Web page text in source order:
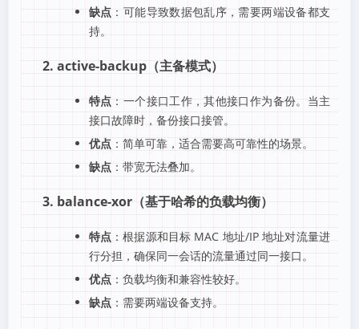
缺点 ：可能导致数据包乱序，需要两端设备都支
持。
2. active-backup（主备模式）
特点 ：一个接口工作，其他接口作为备份。当主
接口故障时，备份接口接管。
优点：简单可靠，适合需要高可靠性的场景。
缺点：带宽无法叠加。
3. balance-xor（基于哈希的负载均衡）
特点 ：根据源和目标 MAC 地址/IP 地址对流量进
行分担，确保同一会话的流量通过同一接口。
优点：负载均衡和兼容性较好。
缺点：需要两端设备支持。